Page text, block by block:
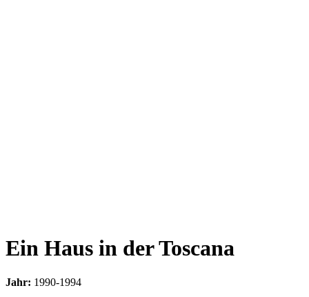
Ein Haus in der Toscana
Jahr: 1990-1994